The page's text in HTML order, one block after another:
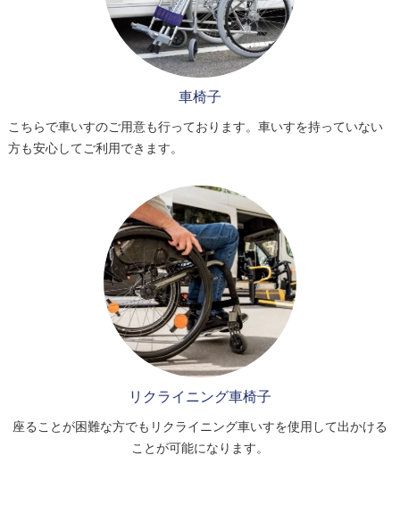
車椅子
こちらで車いすのご用意も行っております。車いすを持っていない
方も安心してご利用できます。
リクライニング車椅子
座ることが困難な方でもリクライニング車いすを使用して出かける
ことが可能になります。